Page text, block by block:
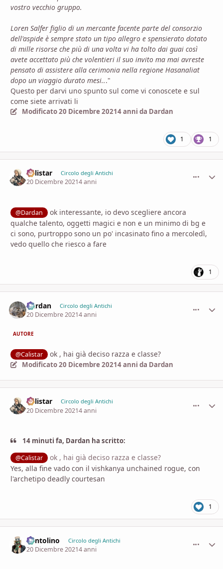
vostro vecchio gruppo.
Loren Salfer figlio di un mercante facente parte del consorzio
dell'aspide è sempre stato un tipo allegro e spensierato dotato
di mille risorse che più di una volta vi ha tolto dai guai così
avete accettato più che volentieri il suo invito ma mai avreste
pensato di assistere alla cerimonia nella regione Hasanaliat
dopo un viaggio durato mesi..."
Questo per darvi uno spunto sul come vi conoscete e sul
come siete arrivati li
Modificato20 Dicembre 20214 anni da Dardan
1 1
Calistar Circolo degli Antichi
20 Dicembre 20214 anni
@Dardan
ok interessante, io devo scegliere ancora
qualche talento, oggetti magici e non e un minimo di bg e
ci sono, purtroppo sono un po' incasinato fino a mercoledì,
vedo quello che riesco a fare
1
Dardan Circolo degli Antichi
20 Dicembre 20214 anni
AUTORE
@Calistar ok , hai già deciso razza e classe?
Modificato20 Dicembre 20214 anni da Dardan
Calistar Circolo degli Antichi
20 Dicembre 20214 anni
14 minuti fa, Dardan ha scritto:
@Calistar
ok , hai già deciso razza e classe?
Yes, alla fine vado con il vishkanya unchained rogue, con
l'archetipo deadly courtesan
1
Pentolino Circolo degli Antichi
20 Dicembre 20214 anni